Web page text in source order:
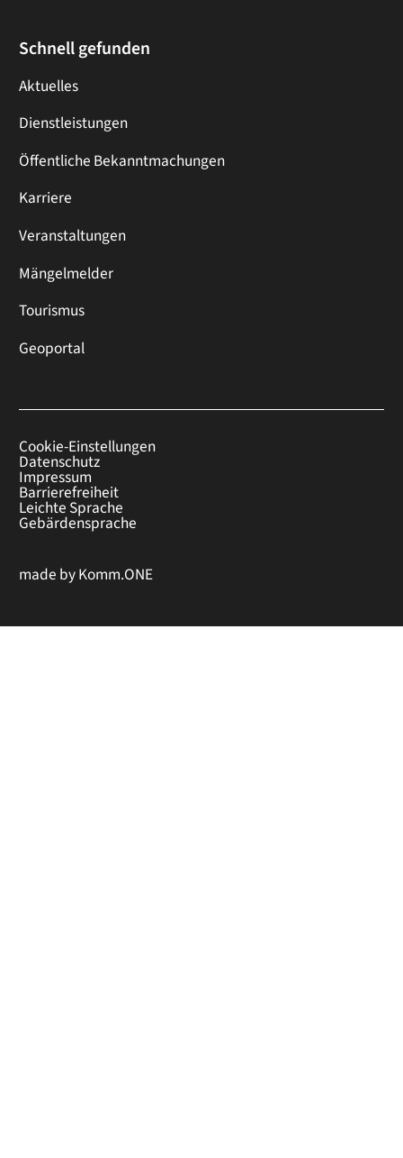
Schnell gefunden
Aktuelles
Dienstleistungen
Öffentliche Bekanntmachungen
Karriere
Veranstaltungen
Mängelmelder
Tourismus
Geoportal
Cookie-Einstellungen
Datenschutz
Impressum
Barrierefreiheit
Leichte Sprache
Gebärdensprache
made byKomm.ONE